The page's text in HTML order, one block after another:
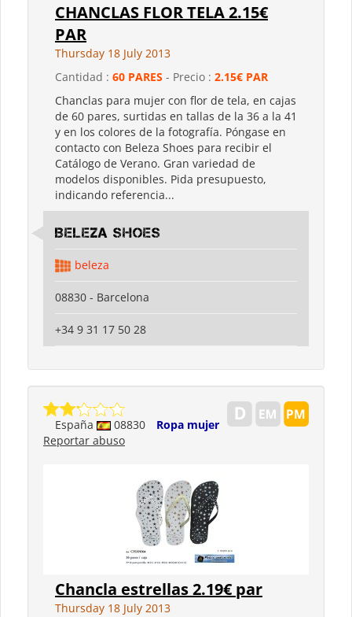
CHANCLAS FLOR TELA 2.15€
PAR
Thursday 18 July 2013
Cantidad : 60 PARES - Precio : 2.15€ PAR
Chanclas para mujer con flor de tela, en cajas
de 60 pares, surtidas en tallas de la 36 a la 41
y en los colores de la fotografía. Póngase en
contacto con Beleza Shoes para recibir el
Catálogo de Verano. Gran variedad de
modelos disponibles. Pida presupuesto,
indicando referencia...
Beleza shoes
beleza
08830 - Barcelona
+34 9 31 17 50 28
España 08830
Ropa mujer
Reportar abuso
Chancla estrellas 2.19€ par
Thursday 18 July 2013